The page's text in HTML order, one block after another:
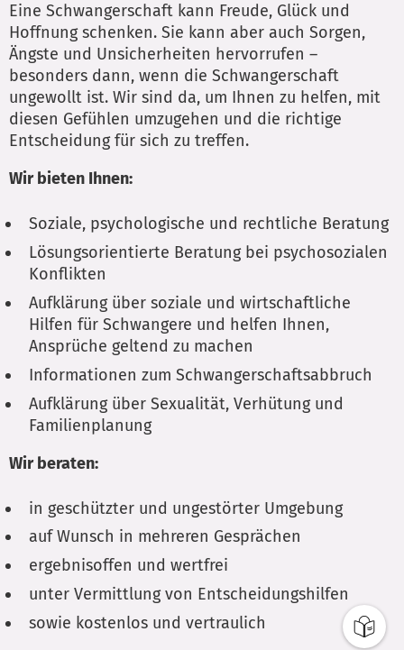
Eine Schwangerschaft kann Freude, Glück und
Hoffnung schenken. Sie kann aber auch Sorgen,
Ängste und Unsicherheiten hervorrufen –
besonders dann, wenn die Schwangerschaft
ungewollt ist. Wir sind da, um Ihnen zu helfen, mit
diesen Gefühlen umzugehen und die richtige
Entscheidung für sich zu treffen.
Wir bieten Ihnen:
Soziale, psychologische und rechtliche Beratung
Lösungsorientierte Beratung bei psychosozialen
Konflikten
Aufklärung über soziale und wirtschaftliche
Hilfen für Schwangere und helfen Ihnen,
Ansprüche geltend zu machen
Informationen zum Schwangerschaftsabbruch
Aufklärung über Sexualität, Verhütung und
Familienplanung
Wir beraten:
in geschützter und ungestörter Umgebung
auf Wunsch in mehreren Gesprächen
ergebnisoffen und wertfrei
unter Vermittlung von Entscheidungshilfen
sowie kostenlos und vertraulich